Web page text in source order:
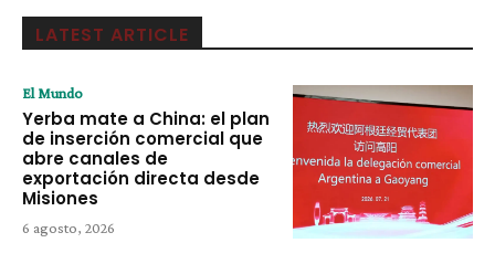
LATEST ARTICLE
El Mundo
Yerba mate a China: el plan
de inserción comercial que
abre canales de
exportación directa desde
Misiones
6 agosto, 2026